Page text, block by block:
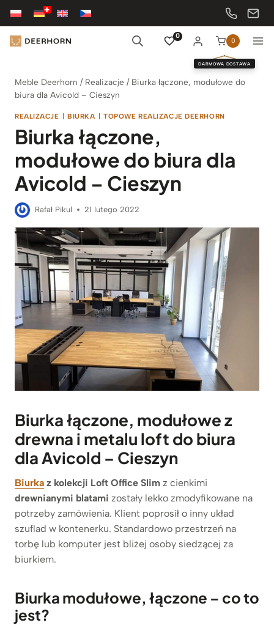
Przejdź
treści
0
0
DARMOWA DOSTAWA
Meble Deerhorn / Realizacje / Biurka łączone, modułowe do
biura dla Avicold – Cieszyn
REALIZACJE | BIURKA | TOPOWE REALIZACJE DEERHORN
Biurka łączone,
modułowe do biura dla
Avicold – Cieszyn
Rafał Pikul 21 lutego 2022
Biurka łączone, modułowe z
drewna i metalu loft do biura
dla Avicold – Cieszyn
Biurka z kolekcji Loft Office Slim z cienkimi
drewnianymi blatami zostały lekko zmodyfikowane na
potrzeby zamówienia. Klient poprosił o inny układ
szuflad w kontenerku. Standardowo przestrzeń na
torbę lub komputer jest bliżej osoby siedzącej za
biurkiem.
Biurka modułowe, łączone – co to
jest?